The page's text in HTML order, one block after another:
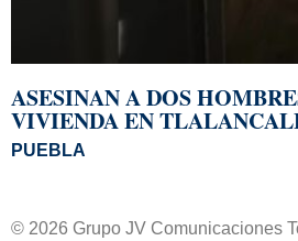
ASESINAN A DOS
VIVIENDA EN
PUEBLA
© 2026 Grupo JV Comunicaciones